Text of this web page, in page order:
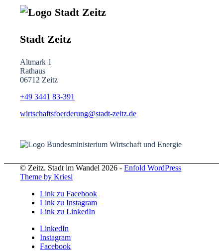
Stadt Zeitz
Altmark 1
Rathaus
06712 Zeitz
+49 344183-391
wirtschaftsfoerderung@stadt-zeitz.de
© Zeitz. Stadt im Wandel 2026 -Enfold WordPress
Theme by Kriesi
Link zu Facebook
Link zu Instagram
Link zu LinkedIn
LinkedIn
Instagram
Facebook